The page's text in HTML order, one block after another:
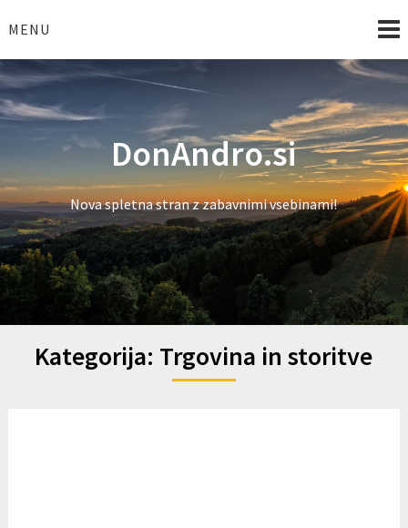
toMENU
DonAndro.si
Nova spletna stran z zabavnimi vsebinami!
Kategorija: Trgovina in storitve